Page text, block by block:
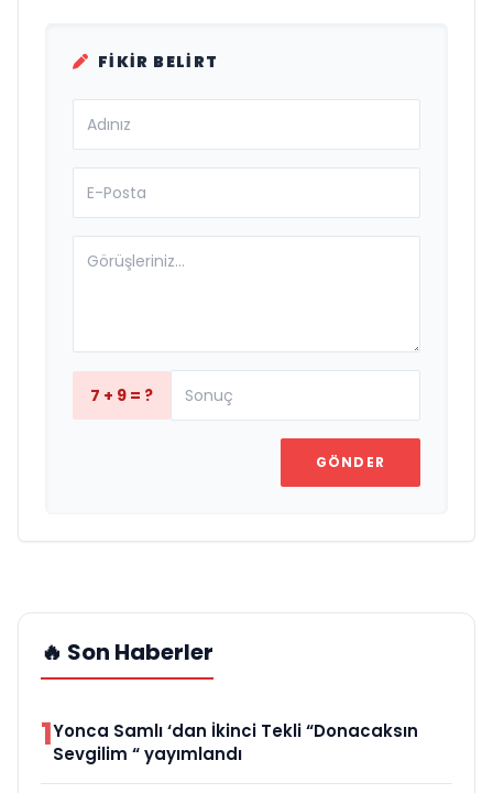
FIKIR BELIRT
7 + 9 = ?
GÖNDER
🔥 Son Haberler
1Yonca Samlı ‘dan İkinci Tekli “Donacaksın
Sevgilim “ yayımlandı